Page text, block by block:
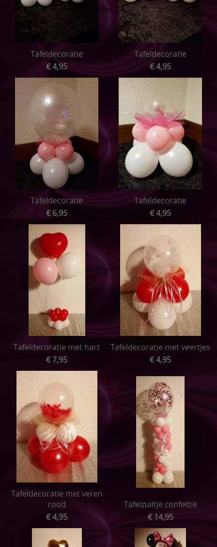
Tafeldecoratie
€ 4,95
Tafeldecoratie
€ 4,95
Tafeldecoratie
€ 6,95
Tafeldecoratie
€ 4,95
Tafeldecoratie met hart
€ 7,95
Tafeldecoratie met veertjes
€ 4,95
Tafeldecoratie met veren
rood
€ 4,95
Tafelzuiltje confettie
€ 14,95